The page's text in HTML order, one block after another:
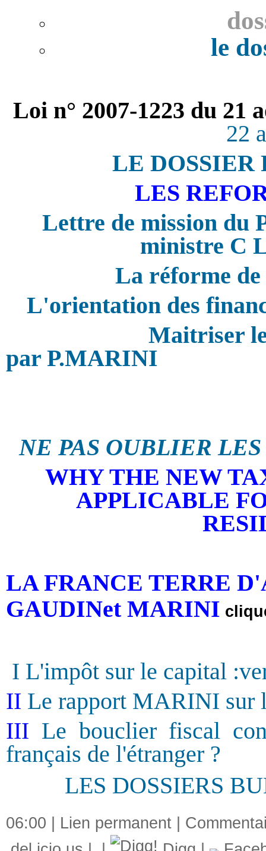
le
Loi n° 2007-1223 du 21
22
LE
LES
Lettre de mission du
ministre C
La réforme
L'orientation des
Maitriser
par P.MARINI
NE PAS OUBLIER
WHY THE NEW
APPLICABLE
LA FRANCE TERRE
GAUDINet MARINI
I L'impôt sur le capital
II Le rapport MARINI sur
III Le bouclier fiscal
français de l'étranger ?
LES DOSSIERS
06:00 | Lien permanent